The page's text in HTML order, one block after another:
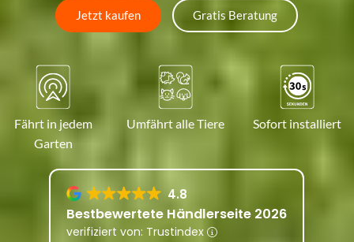
Jetzt kaufen Gratis Beratung
Fährt in jedem
Garten
Umfährt alle Tiere Sofort installiert
4.8
Bestbewertete Händlerseite 2026
verifiziert von: Trustindex